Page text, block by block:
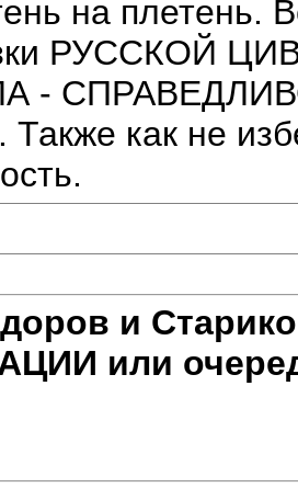
на плетень.
РУССКОЙ
-
как не
и
или